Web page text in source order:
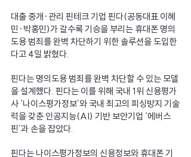
대출 중개·관리 핀테크 기업 핀다(공동대표 이혜
민·박홍민)가 갈수록 기승을 부리는 휴대폰 명의
도용 범죄를 완벽 차단하기 위한 솔루션을 도입한
다고 4일 밝혔다.
핀다는 명의도용 범죄를 완벽 차단할 수 있는 모델
을 설계했다. 핀다는 이를 위해 국내 1위 신용평가
사 ‘나이스평가정보’와 국내 최고의 피싱방지 기술
력을 갖춘 인공지능(AI) 기반 보안기업 ‘에버스
핀’과 손을 잡았다.
핀다는 나이스평가정보의 신용정보와 휴대폰 기